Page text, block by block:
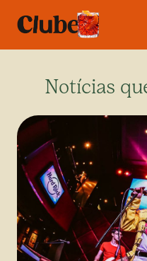
Notícias